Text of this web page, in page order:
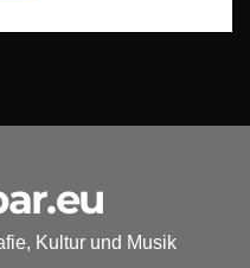
Kultur und Musik